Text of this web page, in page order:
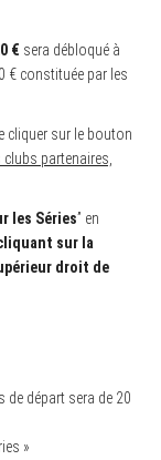
€ sera débloqué à
€ constituée par les
cliquer sur le bouton
partenaires,
les Séries” en
sur la
droit de
de départ sera de 20
»